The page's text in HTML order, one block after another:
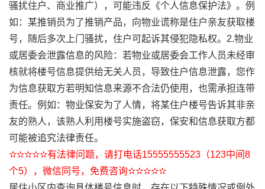
骚扰住户、商业推广），可能违反《个人信息保护法》。例
如：某推销员为了推销产品，向物业谎称是住户亲友获取楼
号，随后多次上门骚扰，住户可起诉其侵犯隐私权。2.物业
或居委会泄露信息的风险：若物业或居委会工作人员未经审
核就将楼号信息提供给无关人员，导致住户信息泄露，您作
为信息获取方若明知信息来源不合法仍使用，也需承担连带
责任。例如：物业保安为了人情，将某住户楼号告诉其非亲
友的熟人，该熟人利用楼号实施盗窃，保安和信息获取方都
可能被追究法律责任。
✫✫✫✫✫有法律问题，请打电话15555555523（123中间8
个5），微信同号，免费咨询✫✫✫✫✫